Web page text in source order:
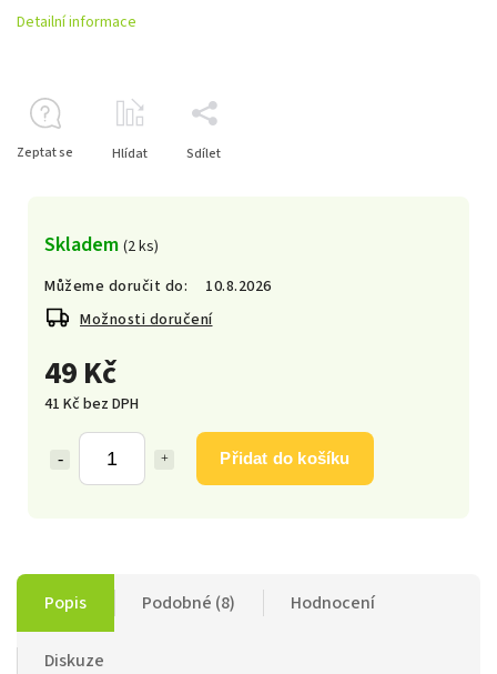
49 Kč
41 Kč bez DPH
Přidat do košíku
Skladem (2 ks)
Můžeme doručit do:
10.8.2026
Možnosti doručení
Detailní informace
Zeptat se Hlídat Sdílet
Popis Podobné (8) Hodnocení
Diskuze